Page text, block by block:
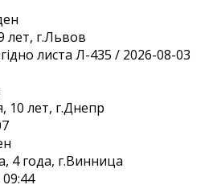
лет, г.Львов
листа Л-435 / 2026-08-03
10 лет, г.Днепр
4 года, г.Винница